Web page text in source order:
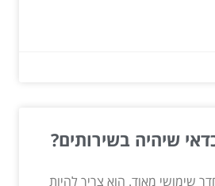
שיהיה בשירותים?
שימושי מאוד. הוא צריך להיות